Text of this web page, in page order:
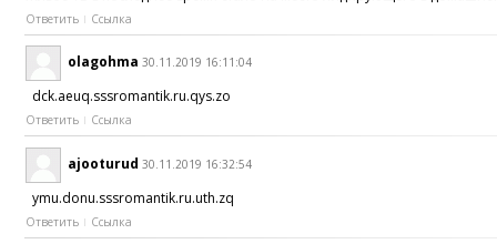
Ответить Ссылка
olagohma 30.11.2019 16:11:04
dck.aeuq.sssromantik.ru.qys.zo
Ответить Ссылка
ajooturud 30.11.2019 16:32:54
ymu.donu.sssromantik.ru.uth.zq
Ответить Ссылка